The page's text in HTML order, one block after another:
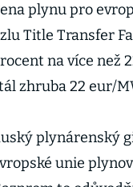
plynu pro
Title Transfer
na více než
zhruba 22 eur/
plynárenský
unie